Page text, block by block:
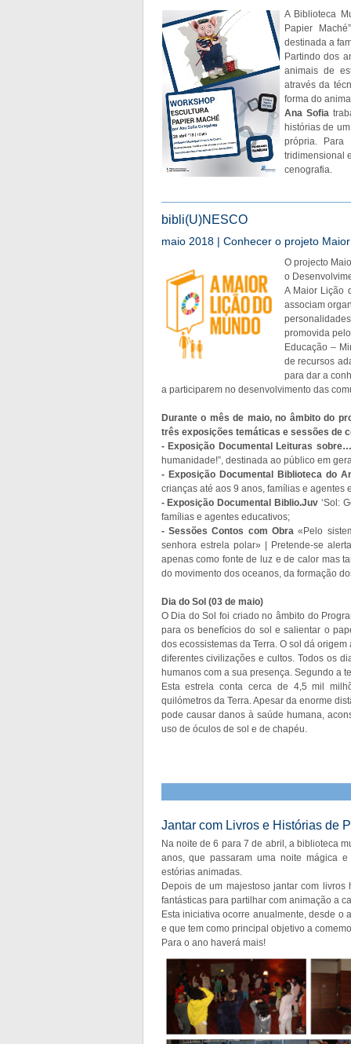
A Biblioteca
Papier
destinada a
Partindo dos
animais de
através da
forma do
Ana Sofia
histórias de
própria.
tridimensional
cenografia.
bibli(U)NESCO
maio 2018 | Conhecer o projeto
O projecto
o
A Maior Lição
associam
promovida
Educação –
de recursos
para dar a
a participarem no desenvolvimento das
Durante o mês de maio, no âmbito do
três exposições temáticas e sessões de
- Exposição Documental Leituras
humanidade!”, destinada ao público em
- Exposição Documental Biblioteca do
crianças até aos 9 anos, famílias e agentes
- Exposição Documental Biblio.Juv ‘Sol:
famílias e agentes educativos;
- Sessões Contos com Obra«Pelo
senhora estrela polar» | Pretende-se
apenas como fonte de luz e de calor mas
do movimento dos oceanos, da formação
Dia do Sol (03 de maio)
O Dia do Sol foi criado no âmbito do
para os benefícios do sol e salientar o
dos ecossistemas da Terra. O sol dá
diferentes civilizações e cultos. Todos os
humanos com a sua presença. Segundo a
Esta estrela conta cerca de 4,5 mil
quilómetros da Terra. Apesar da enorme
pode causar danos à saúde humana,
uso de óculos de sol e de chapéu.
Jantar com Livros e Histórias de
Na noite de 6 para 7 de abril, a biblioteca
anos, que passaram uma noite mágica
estórias animadas.
Depois de um majestoso jantar com
fantásticas para partilhar com animação a
Esta iniciativa ocorre anualmente, desde o
e que tem como principal objetivo a
Para o ano haverá mais!